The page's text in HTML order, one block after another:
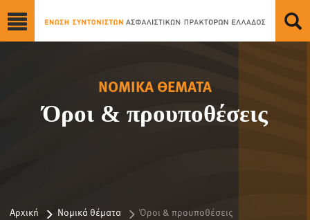
ΝΟΜΙΚΑ ΘΕΜΑΤΑ
Όροι & προυποθέσεις
Αρχική Νομικά θέματα Όροι & προυποθέσεις